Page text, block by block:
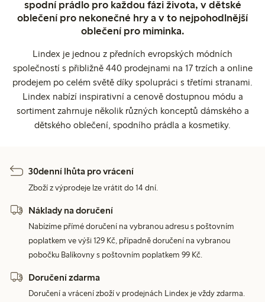
spodní prádlo pro každou fázi života, v dětské
oblečení pro nekonečné hry a v to nejpohodlnější
oblečení pro miminka.
Lindex je jednou z předních evropských módních
společností s přibližně 440 prodejnami na 17 trzích a online
prodejem po celém světě díky spolupráci s třetími stranami.
Lindex nabízí inspirativní a cenově dostupnou módu a
sortiment zahrnuje několik různých konceptů dámského a
dětského oblečení, spodního prádla a kosmetiky.
30denní lhůta pro vrácení
Zboží z výprodeje lze vrátit do 14 dní.
Náklady na doručení
Nabízíme přímé doručení na vybranou adresu s poštovním
poplatkem ve výši 129 Kč, případně doručení na vybranou
pobočku Balíkovny s poštovním poplatkem 99 Kč.
Doručení zdarma
Doručení a vrácení zboží v prodejnách Lindex je vždy zdarma.